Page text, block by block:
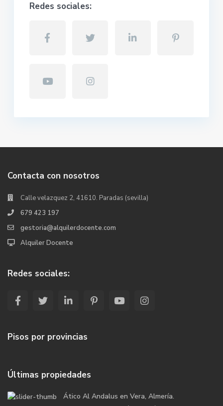
Redes sociales:
Contacta con nosotros
Calle velazquez 2, 41610. Paradas (sevilla)
679 423 197
gestoria@alquilerdocente.com
Alquiler Docente
Redes sociales:
Pisos por provincias
Últimas propiedades
Ático Al Andalus en Vera, Almería.